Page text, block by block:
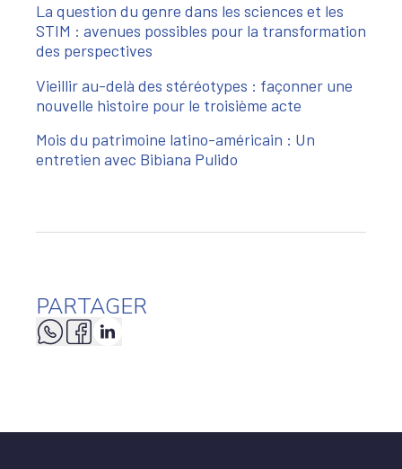
La question du genre dans les sciences et les
STIM : avenues possibles pour la transformation
des perspectives
Vieillir au-delà des stéréotypes : façonner une
nouvelle histoire pour le troisième acte
Mois du patrimoine latino-américain : Un
entretien avec Bibiana Pulido
PARTAGER